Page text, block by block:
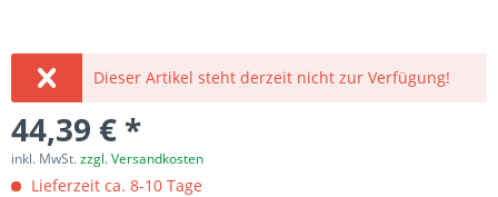
Dieser Artikel steht derzeit nicht zur Verfügung!
44,39 € *
inkl. MwSt.zzgl. Versandkosten
Lieferzeit ca. 8-10 Tage